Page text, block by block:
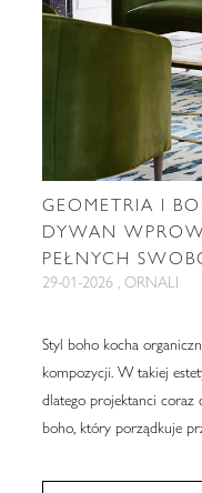
GEOMETRIA I
DYWAN
PEŁNYCH
29-01-2026 , ORNALI
Styl boho kocha
kompozycji. W takiej
dlatego projektanci coraz
boho, który porządkuje